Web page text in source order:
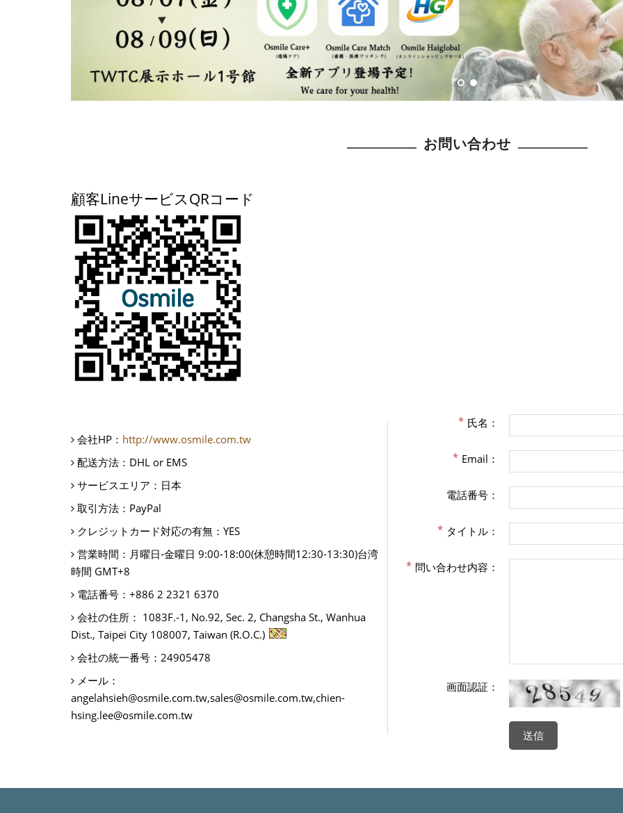
お問い合わせ
顧客LineサービスQRコード
会社HP： http://www.osmile.com.tw
配送方法： DHL or EMS
サービスエリア： 日本
取引方法： PayPal
クレジットカード対応の有無： YES
営業時間： 月曜日-金曜日 9:00-18:00(休憩時間12:30-13:30)台湾
時間 GMT+8
電話番号： +886 2 2321 6370
会社の住所： 1083F.-1, No.92, Sec. 2, Changsha St., Wanhua
Dist., Taipei City 108007, Taiwan (R.O.C.)
会社の統一番号： 24905478
メール：
angelahsieh@osmile.com.tw,sales@osmile.com.tw,chien-
hsing.lee@osmile.com.tw
氏名：
Email：
電話番号：
タイトル：
問い合わせ内容：
画面認証：